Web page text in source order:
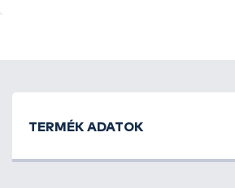
TERMÉK ADATOK